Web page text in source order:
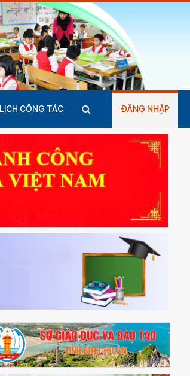
LỊCH CÔNG TÁC ĐĂNG NHẬP